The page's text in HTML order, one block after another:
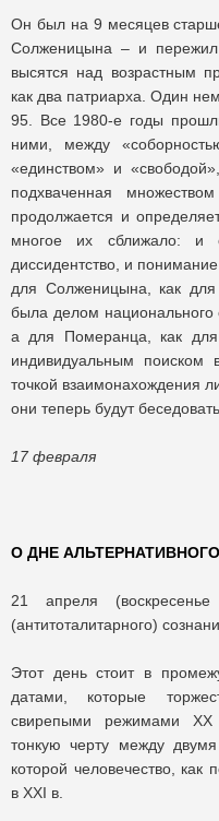
Он был на 9 месяцев
Солженицынa – и
высятся над возрастным
как два патриарха. Один
95. Все 1980-е годы
ними, между
«единством» и
подхваченная
продолжается и
многое их сближало: и
диссидентство, и
для Солженицына, как для
была делом национального
а для Померанца, как для
индивидуальным поиском
точкой взаимонахождения
они теперь будут
17 февраля
О ДНЕ
21 апреля
(антитоталитарного)
Этот день стоит в
датами, которые
свирепыми режимами
тонкую черту между
которой человечество, как
в XXI в.